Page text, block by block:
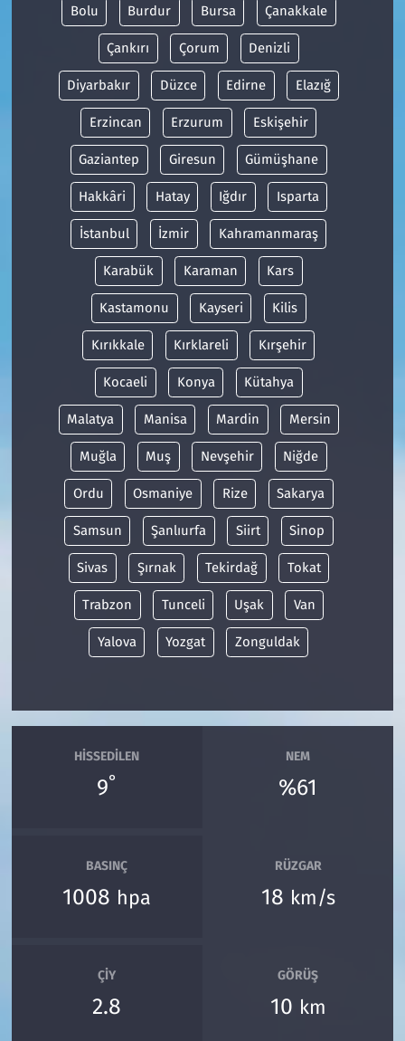
Bolu Burdur Bursa Çanakkale
Çankırı Çorum Denizli
Diyarbakır Düzce Edirne Elazığ
Erzincan Erzurum Eskişehir
Gaziantep Giresun Gümüşhane
Hakkâri Hatay Iğdır Isparta
İstanbul İzmir Kahramanmaraş
Karabük Karaman Kars
Kastamonu Kayseri Kilis
Kırıkkale Kırklareli Kırşehir
Kocaeli Konya Kütahya
Malatya Manisa Mardin Mersin
Muğla Muş Nevşehir Niğde
Ordu Osmaniye Rize Sakarya
Samsun Şanlıurfa Siirt Sinop
Sivas Şırnak Tekirdağ Tokat
Trabzon Tunceli Uşak Van
Yalova Yozgat Zonguldak
HISSEDILEN
9°
NEM
%61
BASINÇ
1008 hpa
RÜZGAR
18 km/s
ÇIY
2.8
GÖRÜŞ
10 km